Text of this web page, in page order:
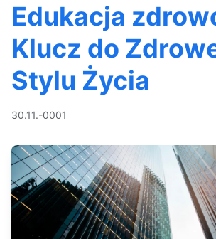
Edukacja
Klucz do
Stylu Życia
30.11.-0001